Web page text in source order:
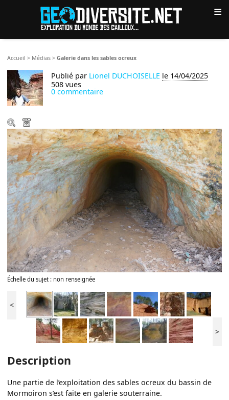
≡
Accueil > Médias >Galerie dans les sables ocreux
Publié par Lionel DUCHOISELLE le 14/04/2025
508 vues
0 commentaire
Échelle du sujet : non renseignée
<
>
Description
Une partie de l’exploitation des sables ocreux du bassin de
Mormoiron s’est faite en galerie souterraine.